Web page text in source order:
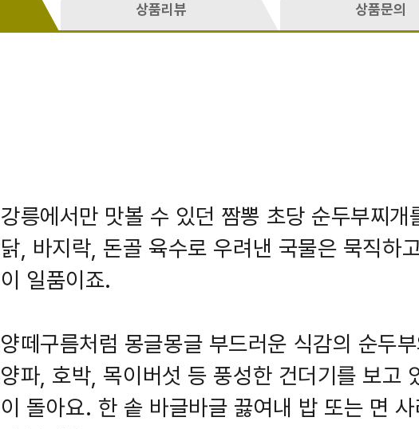
상품리뷰 상품문의
강릉에서만 맛볼 수 있던 짬뽕 초당 순두부찌개
닭, 바지락, 돈골 육수로 우려낸 국물은 묵직하
이 일품이죠.
양떼구름처럼 몽글몽글 부드러운 식감의 순두
양파, 호박, 목이버섯 등 풍성한 건더기를 보고
이 돌아요. 한 솥 바글바글 끓여내 밥 또는 면